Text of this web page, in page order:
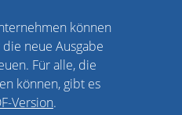
können
neue Ausgabe
Für alle, die
können, gibt es
Version.